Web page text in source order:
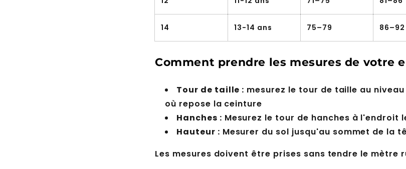
14 13-14 ans 75–79 86–92
Comment prendre les mesures de votre
Tour de taille : mesurez le tour de taille au
où repose la ceinture
Hanches : Mesurez le tour de hanches à l'endroit
Hauteur : Mesurer du sol jusqu'au sommet de la
Les mesures doivent être prises sans tendre le mètre